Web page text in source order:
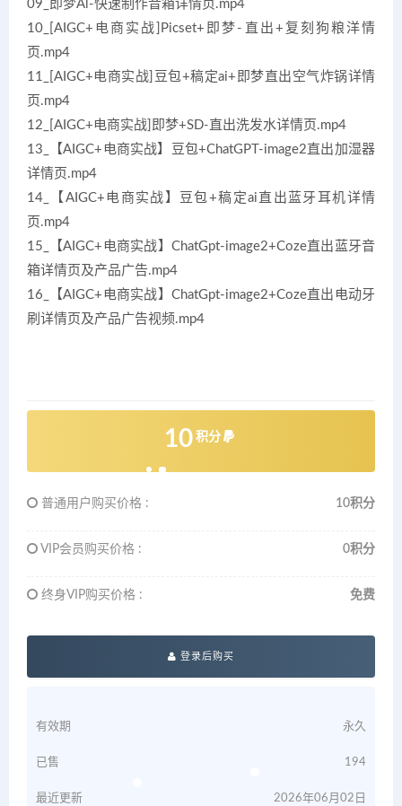
09_即梦Al-快速制作音箱详情页.mp4
10_[AIGC+电商实战]Picset+即梦-直出+复刻狗粮洋情
页.mp4
11_[AIGC+电商实战]豆包+稿定ai+即梦直出空气炸锅详情
页.mp4
12_[AIGC+电商实战]即梦+SD-直出洗发水详情页.mp4
13_【AIGC+电商实战】豆包+ChatGPT-image2直出加湿器
详情页.mp4
14_【AIGC+电商实战】豆包+稿定ai直出蓝牙耳机详情
页.mp4
15_【AIGC+电商实战】ChatGpt-image2+Coze直出蓝牙音
箱详情页及产品广告.mp4
16_【AIGC+电商实战】ChatGpt-image2+Coze直出电动牙
刷详情页及产品广告视频.mp4
10 积分
普通用户购买价格 : 10积分
VIP会员购买价格 : 0积分
终身VIP购买价格 : 免费
登录后购买
有效期 永久
已售 194
最近更新 2026年06月02日